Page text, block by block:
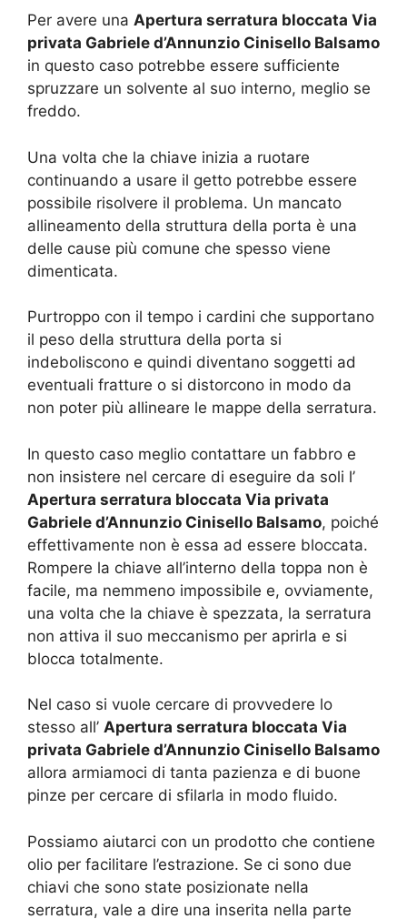
Per avere una Apertura serratura bloccata Via
privata Gabriele d’Annunzio Cinisello Balsamo
in questo caso potrebbe essere sufficiente
spruzzare un solvente al suo interno, meglio se
freddo.
Una volta che la chiave inizia a ruotare
continuando a usare il getto potrebbe essere
possibile risolvere il problema. Un mancato
allineamento della struttura della porta è una
delle cause più comune che spesso viene
dimenticata.
Purtroppo con il tempo i cardini che supportano
il peso della struttura della porta si
indeboliscono e quindi diventano soggetti ad
eventuali fratture o si distorcono in modo da
non poter più allineare le mappe della serratura.
In questo caso meglio contattare un fabbro e
non insistere nel cercare di eseguire da soli l’
Apertura serratura bloccata Via privata
Gabriele d’Annunzio Cinisello Balsamo, poiché
effettivamente non è essa ad essere bloccata.
Rompere la chiave all’interno della toppa non è
facile, ma nemmeno impossibile e, ovviamente,
una volta che la chiave è spezzata, la serratura
non attiva il suo meccanismo per aprirla e si
blocca totalmente.
Nel caso si vuole cercare di provvedere lo
stesso all’ Apertura serratura bloccata Via
privata Gabriele d’Annunzio Cinisello Balsamo
allora armiamoci di tanta pazienza e di buone
pinze per cercare di sfilarla in modo fluido.
Possiamo aiutarci con un prodotto che contiene
olio per facilitare l’estrazione. Se ci sono due
chiavi che sono state posizionate nella
serratura, vale a dire una inserita nella parte